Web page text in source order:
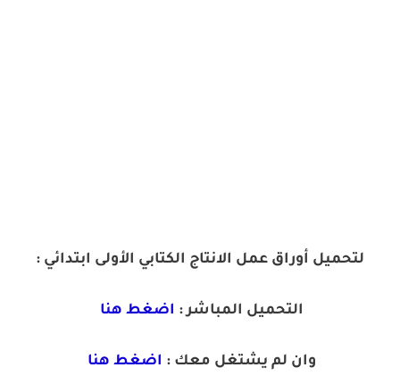
لتحميل أوراق عمل الانتاج الكتابي الأولى ابتدائي :
التحميل المباشر : اضغط هنا
وان لم يشتغل معك : اضغط هنا